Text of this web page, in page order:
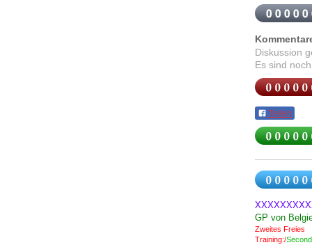
Diskussion
Es sind
Teilen
GP von
Zweites Freies
Training:/Second